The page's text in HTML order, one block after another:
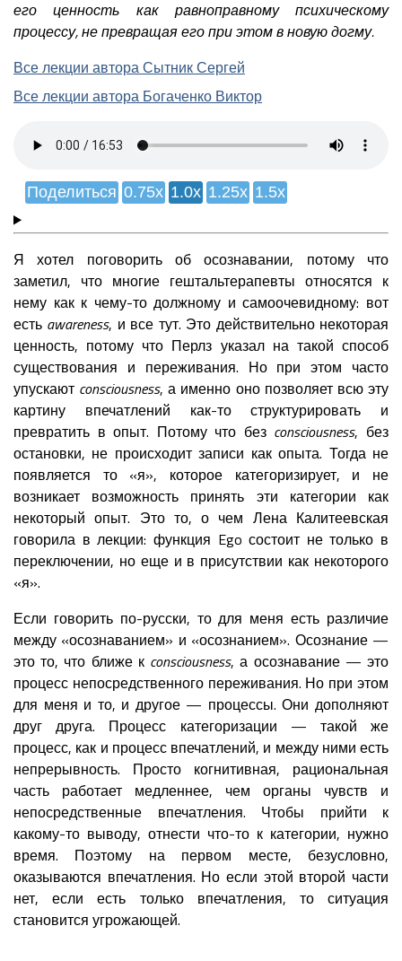
его ценность как равноправному психическому
процессу, не превращая его при этом в новую догму.
Все лекции автора Сытник Сергей
Все лекции автора Богаченко Виктор
Поделиться 0.75x 1.0x 1.25x 1.5x
Я хотел поговорить об осознавании, потому что
заметил, что многие гештальтерапевты относятся к
нему как к чему-то должному и самоочевидному: вот
есть awareness, и все тут. Это действительно некоторая
ценность, потому что Перлз указал на такой способ
существования и переживания. Но при этом часто
упускают consciousness, а именно оно позволяет всю эту
картину впечатлений как-то структурировать и
превратить в опыт. Потому что без consciousness, без
остановки, не происходит записи как опыта. Тогда не
появляется то «я», которое категоризирует, и не
возникает возможность принять эти категории как
некоторый опыт. Это то, о чем Лена Калитеевская
говорила в лекции: функция Ego состоит не только в
переключении, но еще и в присутствии как некоторого
«я».
Если говорить по-русски, то для меня есть различие
между «осознаванием» и «осознанием». Осознание —
это то, что ближе к consciousness, а осознавание — это
процесс непосредственного переживания. Но при этом
для меня и то, и другое — процессы. Они дополняют
друг друга. Процесс категоризации — такой же
процесс, как и процесс впечатлений, и между ними есть
непрерывность. Просто когнитивная, рациональная
часть работает медленнее, чем органы чувств и
непосредственные впечатления. Чтобы прийти к
какому-то выводу, отнести что-то к категории, нужно
время. Поэтому на первом месте, безусловно,
оказываются впечатления. Но если этой второй части
нет, если есть только впечатления, то ситуация
становится угрожающей.